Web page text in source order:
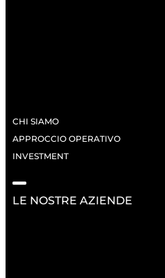
CHI SIAMO
APPROCCIO OPERATIVO
INVESTMENT
LE NOSTRE AZIENDE